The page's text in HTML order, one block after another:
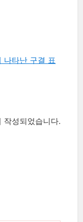
타난 구결 표
작성되었습니다.